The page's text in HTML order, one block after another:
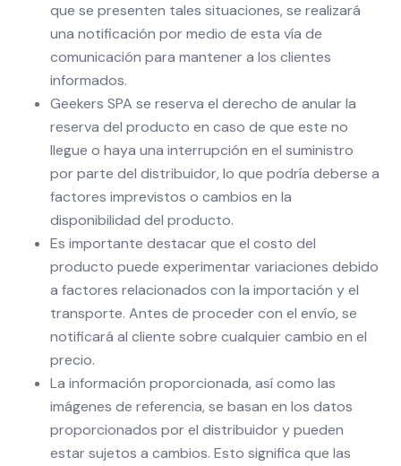
que se presenten tales situaciones, se realizará
una notificación por medio de esta vía de
comunicación para mantener a los clientes
informados.
Geekers SPA se reserva el derecho de anular la
reserva del producto en caso de que este no
llegue o haya una interrupción en el suministro
por parte del distribuidor, lo que podría deberse a
factores imprevistos o cambios en la
disponibilidad del producto.
Es importante destacar que el costo del
producto puede experimentar variaciones debido
a factores relacionados con la importación y el
transporte. Antes de proceder con el envío, se
notificará al cliente sobre cualquier cambio en el
precio.
La información proporcionada, así como las
imágenes de referencia, se basan en los datos
proporcionados por el distribuidor y pueden
estar sujetos a cambios. Esto significa que las